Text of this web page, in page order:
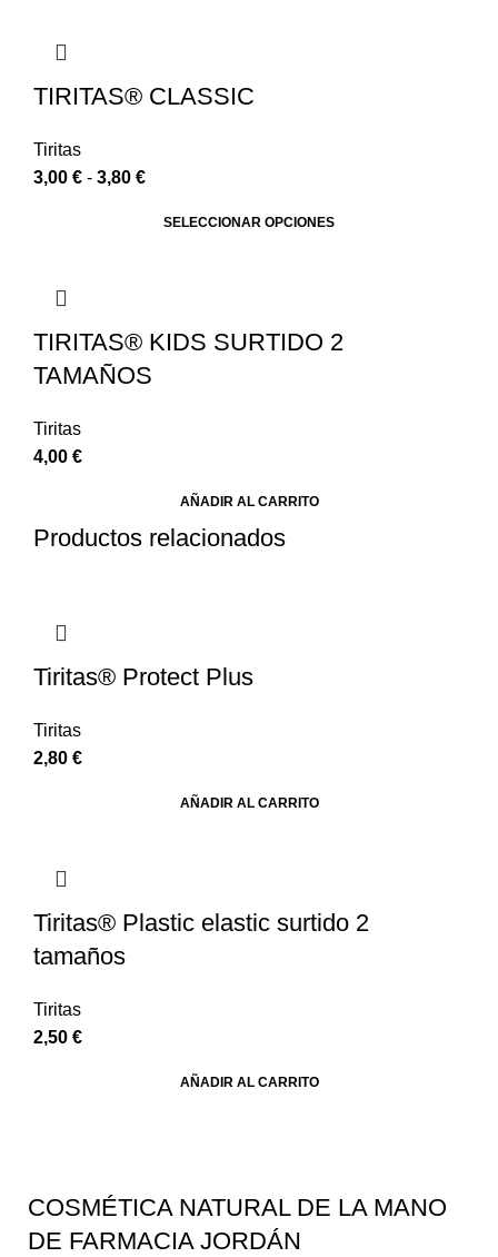
TIRITAS® CLASSIC
Tiritas
3,00 € - 3,80 €
SELECCIONAR OPCIONES
TIRITAS® KIDS SURTIDO 2
TAMAÑOS
Tiritas
4,00 €
AÑADIR AL CARRITO
Productos relacionados
Tiritas® Protect Plus
Tiritas
2,80 €
AÑADIR AL CARRITO
Tiritas® Plastic elastic surtido 2
tamaños
Tiritas
2,50 €
AÑADIR AL CARRITO
COSMÉTICA NATURAL DE LA MANO
DE FARMACIA JORDÁN